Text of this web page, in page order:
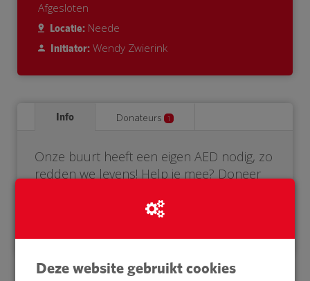
Afgesloten
Locatie: Neede
Initiator: Wendy Zwierink
Info Donateurs 1
Onze buurt heeft een eigen AED nodig, zo
redden we levens! Help je mee? Doneer
Deze website gebruikt cookies